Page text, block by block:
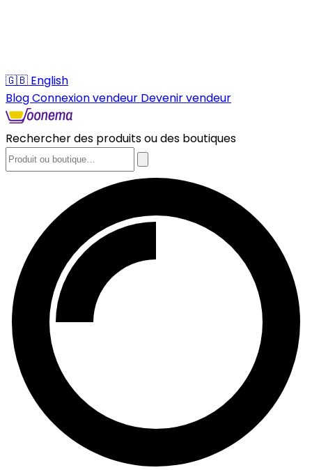
🇬🇧 English
BlogConnexion vendeur Devenir vendeur
Rechercher des produits ou des boutiques